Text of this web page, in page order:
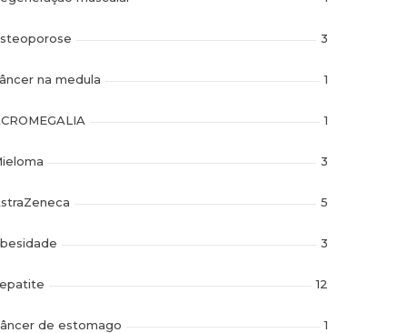
3
na medula 1
1
3
5
3
12
de estomago 1